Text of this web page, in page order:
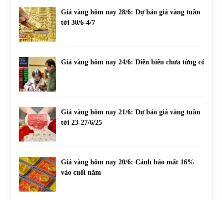
Giá vàng hôm nay 28/6: Dự báo giá vàng tuần
tới 30/6-4/7
Giá vàng hôm nay 24/6: Diễn biến chưa từng có
Giá vàng hôm nay 21/6: Dự báo giá vàng tuần
tới 23-27/6/25
Giá vàng hôm nay 20/6: Cảnh báo mất 16%
vào cuối năm